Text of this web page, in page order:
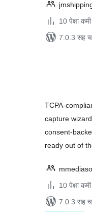
10 पेक्षा
7.0.3 सह
TCPA-
capture
consent-
ready out of
10 पेक्षा
7.0.3 सह